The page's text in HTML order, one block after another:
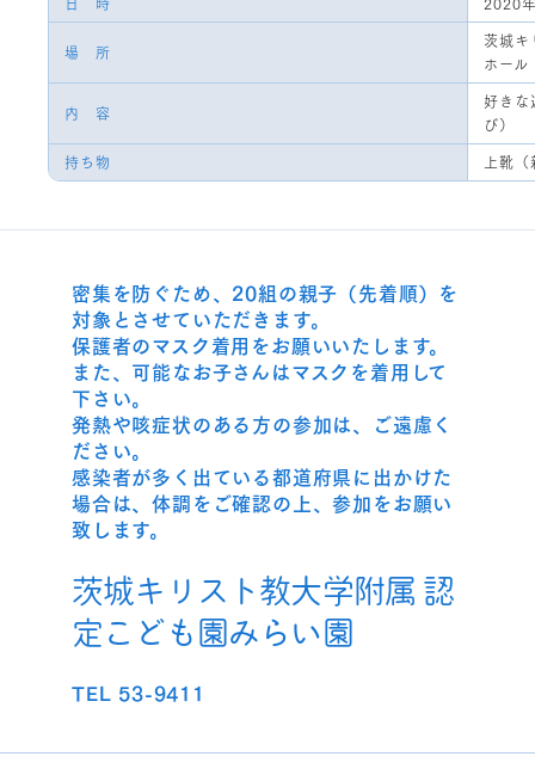
場 所
茨城
ホール
内 容
好き
び）
持ち物
上靴
密集を防ぐため、20組の親子（先着順）を
対象とさせていただきます。
保護者のマスク着用をお願いいたします。
また、可能なお子さんはマスクを着用して
下さい。
発熱や咳症状のある方の参加は、ご遠慮く
ださい。
感染者が多く出ている都道府県に出かけた
場合は、体調をご確認の上、参加をお願い
致します。
茨城キリスト教大学附属 認
定こども園みらい園
TEL 53-9411